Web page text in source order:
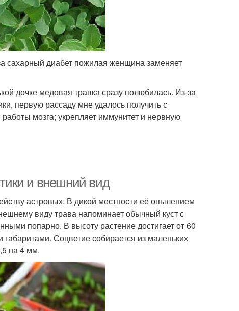
сахарный диабет пожилая женщина заменяет
дочке медовая травка сразу полюбилась. Из-за
первую рассаду мне удалось получить с
мозга; укрепляет иммунитет и нервную
и внешний вид
астровых. В дикой местности её опылением
виду трава напоминает обычный куст с
попарно. В высоту растение достигает от 60
Соцветие собирается из маленьких
на 4 мм.